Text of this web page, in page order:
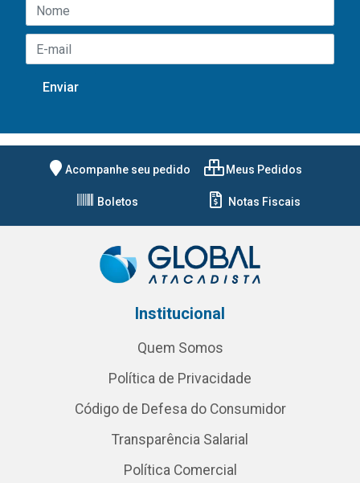
Acompanhe seu pedido Meus Pedidos
Boletos Notas Fiscais
Institucional
Quem Somos
Política de Privacidade
Código de Defesa do Consumidor
Transparência Salarial
Política Comercial